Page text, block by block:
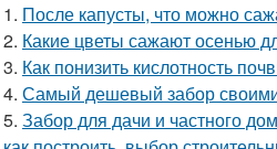
1. После капусты, что можно
2. Какие цветы сажают осенью
3. Как понизить кислотность
4. Самый дешевый забор
5. Забор для дачи и частного